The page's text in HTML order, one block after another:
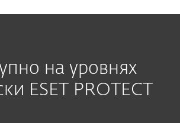
на уровнях
ESET PROTECT